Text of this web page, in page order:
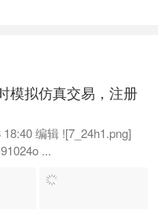
模拟仿真交易，注册
编辑 ![7_24h1.png]
...